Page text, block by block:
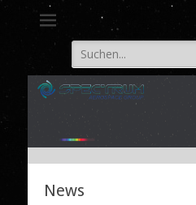
Eine weitere WordPress-
Suche
nach:
News